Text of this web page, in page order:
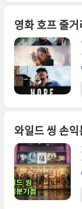
영화 호프 줄거
와일드 씽 손익